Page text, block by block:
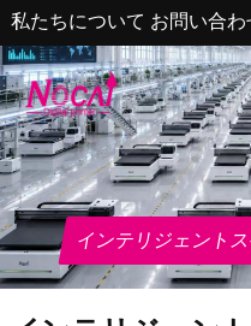
私たちについて お問い合わ
インテリジェント